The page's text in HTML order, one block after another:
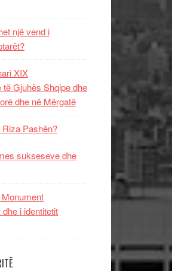
një vend i
XIX
Gjuhës Shqipe dhe
dhe në Mërgatë
Pashën?
sukseseve dhe
i identitetit